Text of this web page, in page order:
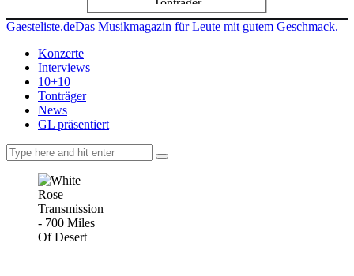
Gaesteliste.deDas Musikmagazin für Leute mit gutem Geschmack.
Konzerte
Interviews
10+10
Tonträger
News
GL präsentiert